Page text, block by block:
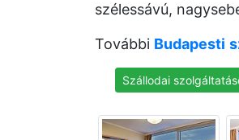
szélessávú,
További Budapesti
Szállodai